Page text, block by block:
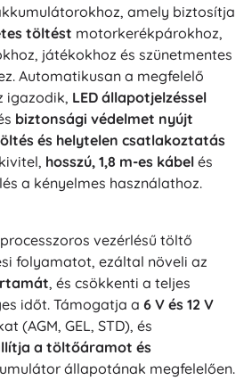
amely biztosítja
töltést motorkerékpárokhoz,
játékokhoz és szünetmentes
Automatikusan a megfelelő
igazodik, LED állapotjelzéssel
biztonsági védelmet nyújt
és helytelen csatlakoztatás
hosszú, 1,8 m-es kábelés
a kényelmes használathoz.
vezérlésű töltő
folyamatot, ezáltal növeli az
, és csökkenti a teljes
időt. Támogatja a 6 V és 12 V
(AGM, GEL, STD), és
a töltőáramot és
állapotának megfelelően.